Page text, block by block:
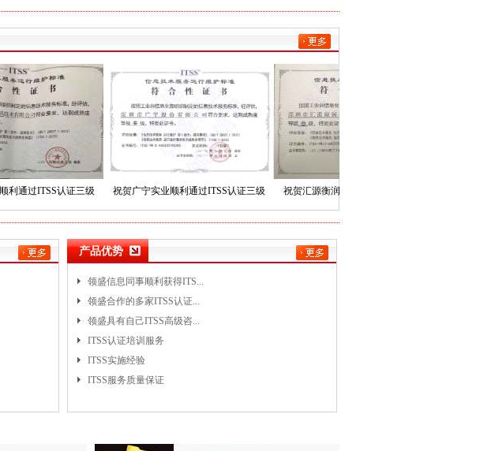
ITSS认证三级 祝贺广宁实业顺利通过ITSS认证三级 祝贺汇源衡润顺利通过ITSS认证三级
产品优势
领盛信息同事顺利获得ITS...
领盛合作的多家ITSS认证...
领盛具有自己ITSS高级咨...
ITSS认证培训服务
ITSS实施经验
ITSS服务质量保证